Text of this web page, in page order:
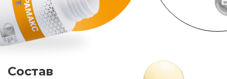
Состав